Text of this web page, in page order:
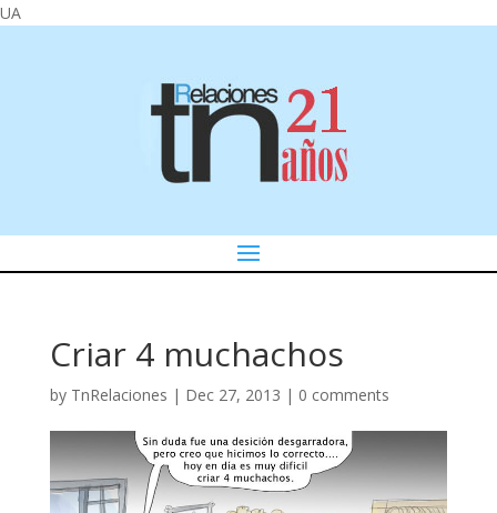
UA
Criar 4 muchachos
by TnRelaciones | Dec 27, 2013 | 0 comments